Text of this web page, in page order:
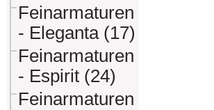
Feinarmaturen
- Eleganta (17)
Feinarmaturen
- Espirit (24)
Feinarmaturen